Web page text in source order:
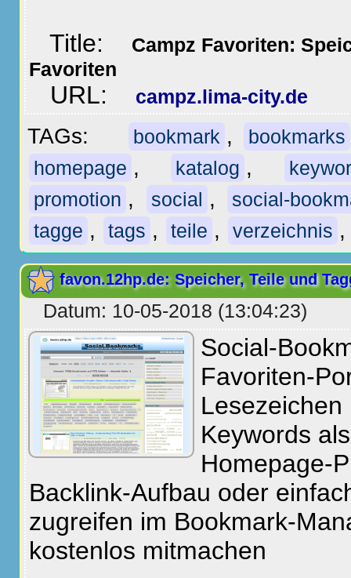
Title:
Campz Favoriten:
Favoriten
URL: campz.lima-city.de
TAGs: bookmark ,
bookmarks
homepage , katalog ,
promotion , social ,
social-
tagge , tags , teile , verzeichnis ,
favon.12hp.de: Speicher, Teile und
Datum: 10-05-2018 (13:04:23)
Social-
Favoriten-
Keywords
Homepage-
Backlink-Aufbau oder
zugreifen im Bookmark-
kostenlos mitmachen